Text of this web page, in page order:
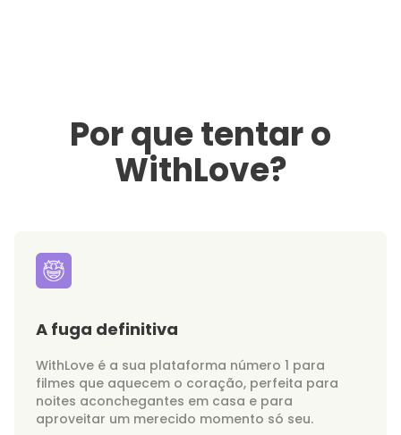
Por que tentar o
WithLove?
A fuga definitiva
WithLove é a sua plataforma número 1 para
filmes que aquecem o coração, perfeita para
noites aconchegantes em casa e para
aproveitar um merecido momento só seu.